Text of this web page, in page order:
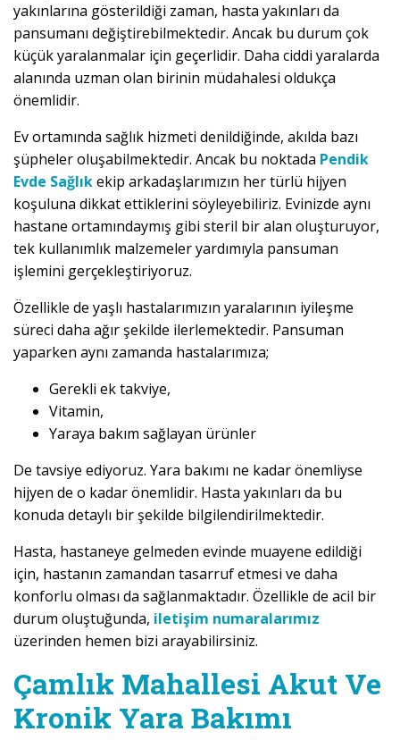
yakınlarına gösterildiği zaman, hasta yakınları da
pansumanı değiştirebilmektedir. Ancak bu durum çok
küçük yaralanmalar için geçerlidir. Daha ciddi yaralarda
alanında uzman olan birinin müdahalesi oldukça
önemlidir.
Ev ortamında sağlık hizmeti denildiğinde, akılda bazı
şüpheler oluşabilmektedir. Ancak bu noktada Pendik
Evde Sağlıkekip arkadaşlarımızın her türlü hijyen
koşuluna dikkat ettiklerini söyleyebiliriz. Evinizde aynı
hastane ortamındaymış gibi steril bir alan oluşturuyor,
tek kullanımlık malzemeler yardımıyla pansuman
işlemini gerçekleştiriyoruz.
Özellikle de yaşlı hastalarımızın yaralarının iyileşme
süreci daha ağır şekilde ilerlemektedir. Pansuman
yaparken aynı zamanda hastalarımıza;
Gerekli ek takviye,
Vitamin,
Yaraya bakım sağlayan ürünler
De tavsiye ediyoruz. Yara bakımı ne kadar önemliyse
hijyen de o kadar önemlidir. Hasta yakınları da bu
konuda detaylı bir şekilde bilgilendirilmektedir.
Hasta, hastaneye gelmeden evinde muayene edildiği
için, hastanın zamandan tasarruf etmesi ve daha
konforlu olması da sağlanmaktadır. Özellikle de acil bir
durum oluştuğunda, iletişim numaralarımız
üzerinden hemen bizi arayabilirsiniz.
Çamlık Mahallesi Akut Ve
Kronik Yara Bakımı